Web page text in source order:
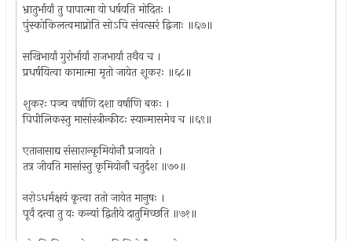
भ्रातुर्भार्यां तु पापात्मा यो धर्षयति मोदितः ।
पुंस्कोकिलत्वमाप्नोति सोऽपि संवत्सरं द्विजाः ॥६७॥
सखिभार्यां गुरोर्भार्यां राजभार्यां तथैव च ।
प्रधर्षयित्वा कामात्मा मृतो जायेत शूकरः ॥६८॥
शुकरः पञ्च वर्षाणि दशा वर्षाणि बकः ।
पिपीलिकस्तु मासांस्त्रीन्कीटः स्यान्मासमेव च ॥६९॥
एतानासाद्य संसारान्कृमियोनौ प्रजायते ।
तत्र जीवति मासांस्तु कृमियोनौ चतुर्दश ॥७०॥
नरोऽधर्मक्षयं कृत्वा ततो जायेत मानुषः ।
पूर्वं दत्त्वा तु यः कन्यां द्वितीये दातुमिच्छति ॥७१॥